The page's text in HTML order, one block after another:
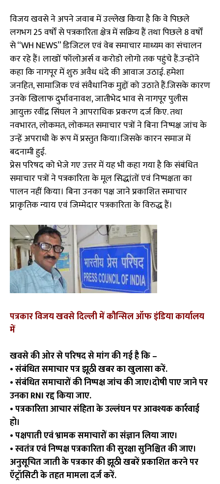
विजय खवसे ने अपने जवाब में उल्लेख किया है कि वे पिछले
लगभग 25 वर्षों से पत्रकारिता क्षेत्र में सक्रिय हैं तथा पिछले 8 वर्षों
से “WH NEWS” डिजिटल एवं वेब समाचार माध्यम का संचालन
कर रहे हैं। लाखों फॉलोअर्स व करोडो लोगो तक पहुंचे हैं.उन्होंने
कहा कि नागपूर में शुरु अवैध धंदे की आवाज उठाई. हमेशा
जनहित, सामाजिक एवं संवैधानिक मुद्दों को उठाते हैं.जिसके कारण
उनके खिलाफ दुर्भावनावश, जातीभेद भाव से नागपूर पुलीस
आयुक्त रवींद्र सिंघल ने आपराधिक प्रकरण दर्ज किए. तथा
नवभारत, लोकमत, लोकमत समाचार पत्रों ने बिना निष्पक्ष जांच के
उन्हें अपराधी के रूप में प्रस्तुत किया।जिसके कारन समाज में
बदनामी हुई.
प्रेस परिषद को भेजे गए उत्तर में यह भी कहा गया है कि संबंधित
समाचार पत्रों ने पत्रकारिता के मूल सिद्धांतों एवं निष्पक्षता का
पालन नहीं किया। बिना उनका पक्ष जाने प्रकाशित समाचार
प्राकृतिक न्याय एवं जिम्मेदार पत्रकारिता के विरुद्ध हैं।
पत्रकार विजय खवसे दिल्ली में कौन्सिल ऑफ इंडिया कार्यालय
में
खवसे की ओर से परिषद से मांग की गई है कि –
• संबंधित समाचार पत्र झूठी खबर का खुलासा करें.
• संबंधित समाचारों की निष्पक्ष जांच की जाए।दोषी पाए जाने पर
उनका RNI रद्द किया जाए.
• पत्रकारिता आचार संहिता के उल्लंघन पर आवश्यक कार्रवाई
हो।
• पक्षपाती एवं भ्रामक समाचारों का संज्ञान लिया जाए।
• स्वतंत्र एवं निष्पक्ष पत्रकारिता की सुरक्षा सुनिश्चित की जाए।
अनुसूचित जाती के पत्रकार की झूठी खबरें प्रकाशित करने पर
ऍट्रॉसिटी के तहत मामला दर्ज करें.